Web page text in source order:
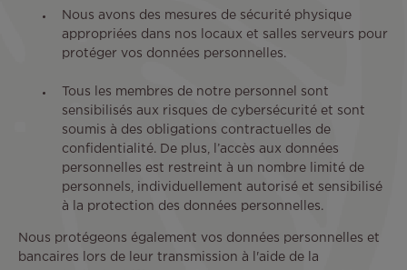
Nous avons des mesures de sécurité physique
appropriées dans nos locaux et salles serveurs pour
protéger vos données personnelles.
Tous les membres de notre personnel sont
sensibilisés aux risques de cybersécurité et sont
soumis à des obligations contractuelles de
confidentialité. De plus, l’accès aux données
personnelles est restreint à un nombre limité de
personnels, individuellement autorisé et sensibilisé
à la protection des données personnelles.
Nous protégeons également vos données personnelles et
bancaires lors de leur transmission à l'aide de la